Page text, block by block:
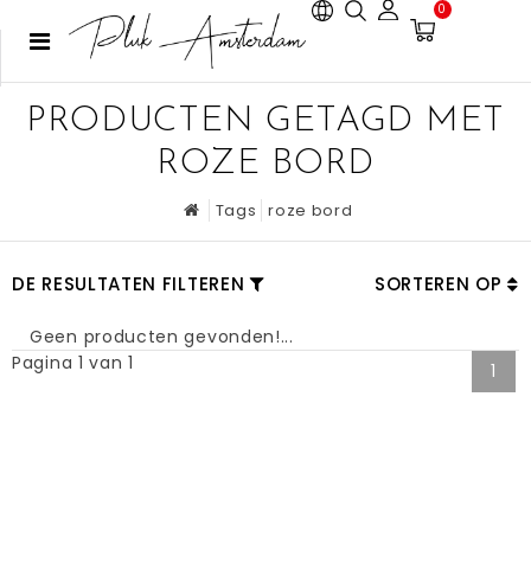
0
PRODUCTEN GETAGD MET
ROZE BORD
Tags roze bord
DE RESULTATEN FILTEREN SORTEREN OP
Geen producten gevonden!...
Pagina 1 van 1
1